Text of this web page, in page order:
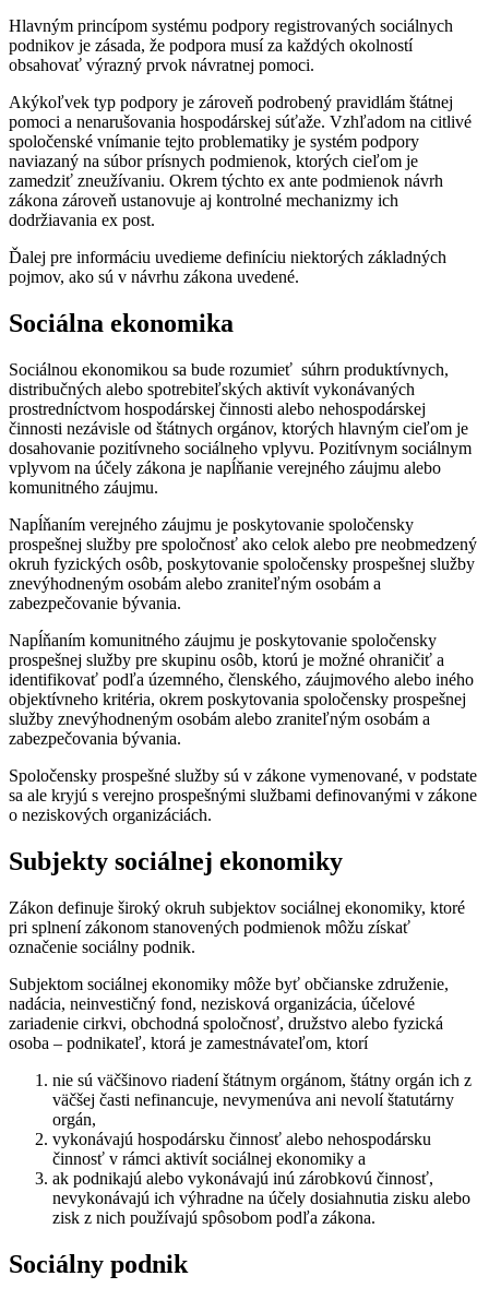
Hlavným princípom systému podpory registrovaných sociálnych
podnikov je zásada, že podpora musí za každých okolností
obsahovať výrazný prvok návratnej pomoci.
Akýkoľvek typ podpory je zároveň podrobený pravidlám štátnej
pomoci a nenarušovania hospodárskej súťaže. Vzhľadom na citlivé
spoločenské vnímanie tejto problematiky je systém podpory
naviazaný na súbor prísnych podmienok, ktorých cieľom je
zamedziť zneužívaniu. Okrem týchto ex ante podmienok návrh
zákona zároveň ustanovuje aj kontrolné mechanizmy ich
dodržiavania ex post.
Ďalej pre informáciu uvedieme definíciu niektorých základných
pojmov, ako sú v návrhu zákona uvedené.
Sociálna ekonomika
Sociálnou ekonomikou sa bude rozumieť súhrn produktívnych,
distribučných alebo spotrebiteľských aktivít vykonávaných
prostredníctvom hospodárskej činnosti alebo nehospodárskej
činnosti nezávisle od štátnych orgánov, ktorých hlavným cieľom je
dosahovanie pozitívneho sociálneho vplyvu. Pozitívnym sociálnym
vplyvom na účely zákona je napĺňanie verejného záujmu alebo
komunitného záujmu.
Napĺňaním verejného záujmu je poskytovanie spoločensky
prospešnej služby pre spoločnosť ako celok alebo pre neobmedzený
okruh fyzických osôb, poskytovanie spoločensky prospešnej služby
znevýhodneným osobám alebo zraniteľným osobám a
zabezpečovanie bývania.
Napĺňaním komunitného záujmu je poskytovanie spoločensky
prospešnej služby pre skupinu osôb, ktorú je možné ohraničiť a
identifikovať podľa územného, členského, záujmového alebo iného
objektívneho kritéria, okrem poskytovania spoločensky prospešnej
služby znevýhodneným osobám alebo zraniteľným osobám a
zabezpečovania bývania.
Spoločensky prospešné služby sú v zákone vymenované, v podstate
sa ale kryjú s verejno prospešnými službami definovanými v zákone
o neziskových organizáciách.
Subjekty sociálnej ekonomiky
Zákon definuje široký okruh subjektov sociálnej ekonomiky, ktoré
pri splnení zákonom stanovených podmienok môžu získať
označenie sociálny podnik.
Subjektom sociálnej ekonomiky môže byť občianske združenie,
nadácia, neinvestičný fond, nezisková organizácia, účelové
zariadenie cirkvi, obchodná spoločnosť, družstvo alebo fyzická
osoba – podnikateľ, ktorá je zamestnávateľom, ktorí
nie sú väčšinovo riadení štátnym orgánom, štátny orgán ich z
väčšej časti nefinancuje, nevymenúva ani nevolí štatutárny
orgán,
vykonávajú hospodársku činnosť alebo nehospodársku
činnosť v rámci aktivít sociálnej ekonomiky a
ak podnikajú alebo vykonávajú inú zárobkovú činnosť,
nevykonávajú ich výhradne na účely dosiahnutia zisku alebo
zisk z nich používajú spôsobom podľa zákona.
Sociálny podnik